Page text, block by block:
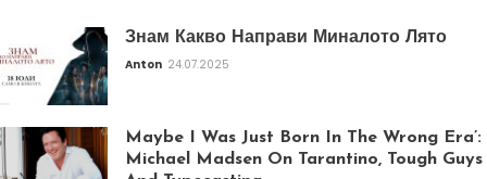
Знам Какво Направи Миналото Лято
Anton 24.07.2025
Maybe I Was Just Born In The Wrong Era’:
Michael Madsen On Tarantino, Tough Guys